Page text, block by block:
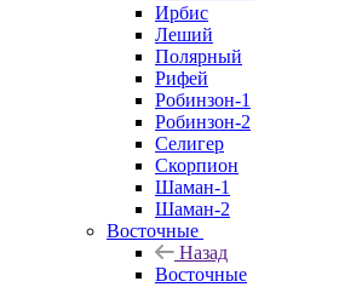
Ирбис
Леший
Полярный
Рифей
Робинзон-1
Робинзон-2
Селигер
Скорпион
Шаман-1
Шаман-2
Восточные
Назад
Восточные